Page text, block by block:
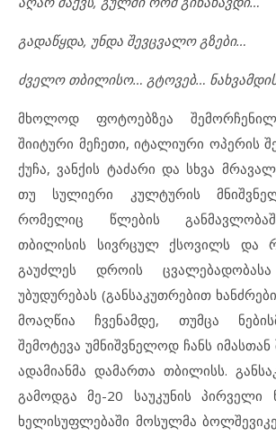
გადაწყდა, უნდა შევცვალო გზები…
ძველო თბილისო… გტოვებ…
მხოლოდ ფოტოებზეა
შიიტური მეჩეთი, იტალიური ოპერის
ქუჩა, ვანქის ტაძარი და სხვა
თუ სულიერი კულტურის
რომელიც წლების
თბილისის სივრცულ ქსოვილს და
გაუძლეს დროის
უბუდურებას (განსაკუთრებით
მოაღწია ჩვენამდე, თუმცა
შემოტევა უმნიშვნელოდ ჩანს
ადამიანმა დამართა თბილისს.
გამოდგა მე-20 საუკუნის პირველი
ხელისუფლებაში მოსულმა